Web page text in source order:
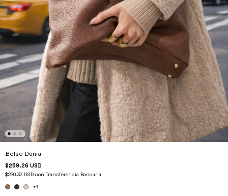
Bolso Dunia
$259.26 USD
$220.37 USD con Transferencia Bancaria
+1